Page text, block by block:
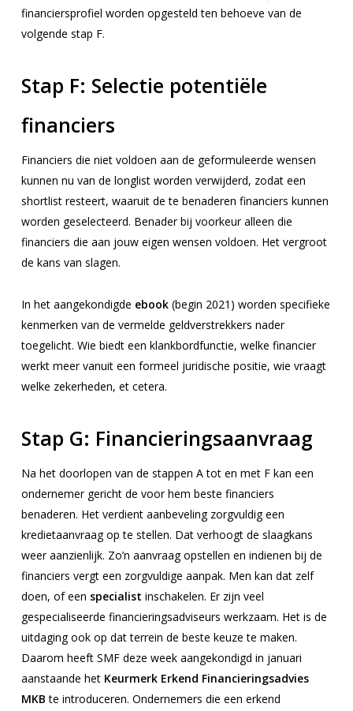
financiersprofiel worden opgesteld ten behoeve van de
volgende stap F.
Stap F: Selectie potentiële
financiers
Financiers die niet voldoen aan de geformuleerde wensen
kunnen nu van de longlist worden verwijderd, zodat een
shortlist resteert, waaruit de te benaderen financiers kunnen
worden geselecteerd. Benader bij voorkeur alleen die
financiers die aan jouw eigen wensen voldoen. Het vergroot
de kans van slagen.
In het aangekondigde ebook(begin 2021) worden specifieke
kenmerken van de vermelde geldverstrekkers nader
toegelicht. Wie biedt een klankbordfunctie, welke financier
werkt meer vanuit een formeel juridische positie, wie vraagt
welke zekerheden, et cetera.
Stap G: Financieringsaanvraag
Na het doorlopen van de stappen A tot en met F kan een
ondernemer gericht de voor hem beste financiers
benaderen. Het verdient aanbeveling zorgvuldig een
kredietaanvraag op te stellen. Dat verhoogt de slaagkans
weer aanzienlijk. Zo’n aanvraag opstellen en indienen bij de
financiers vergt een zorgvuldige aanpak. Men kan dat zelf
doen, of een specialist inschakelen. Er zijn veel
gespecialiseerde financieringsadviseurs werkzaam. Het is de
uitdaging ook op dat terrein de beste keuze te maken.
Daarom heeft SMF deze week aangekondigd in januari
aanstaande het Keurmerk Erkend Financieringsadvies
MKB te introduceren. Ondernemers die een erkend